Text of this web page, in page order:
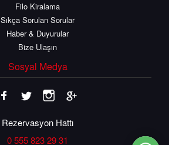
Filo Kiralama
Sıkça Sorulan Sorular
Haber & Duyurular
Bize Ulaşın
Sosyal Medya
Rezervasyon Hattı
0 555 823 29 31